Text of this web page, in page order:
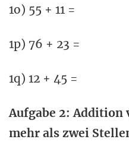
1o) 55 + 11 =
1p) 76 + 23 =
1q) 12 + 45 =
Aufgabe 2: Addition
mehr als zwei